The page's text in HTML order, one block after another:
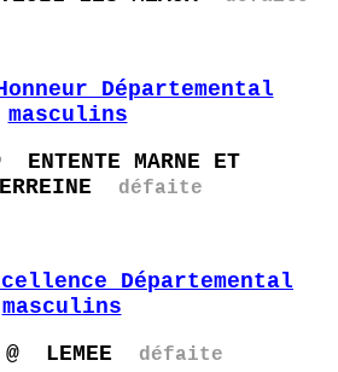
Départemental
masculins
ENTENTE MARNE ET
défaite
Départemental
masculins
@ LEMEE
défaite